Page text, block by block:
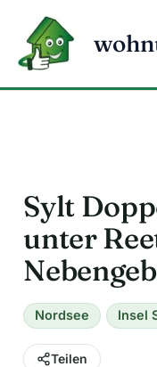
Inhalt
springen
Sylt
unter
Nordsee Insel
Teilen